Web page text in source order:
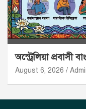
অস্ট্রেলিয়া প্রবাসী
August 6, 2026